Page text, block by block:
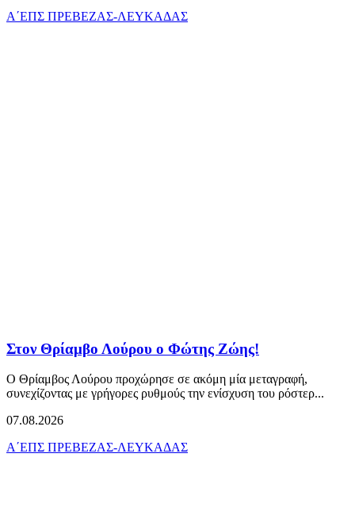
Α΄ΕΠΣ ΠΡΕΒΕΖΑΣ-ΛΕΥΚΑΔΑΣ
Στον Θρίαμβο Λούρου ο Φώτης Ζώης!
Ο Θρίαμβος Λούρου προχώρησε σε ακόμη μία μεταγραφή,
συνεχίζοντας με γρήγορες ρυθμούς την ενίσχυση του ρόστερ...
07.08.2026
Α΄ΕΠΣ ΠΡΕΒΕΖΑΣ-ΛΕΥΚΑΔΑΣ